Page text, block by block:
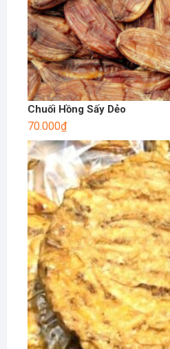
Chuối Hồng Sấy Dẻo
70.000₫